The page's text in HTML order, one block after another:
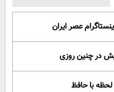
عصر ایران
لحظه با حافظ